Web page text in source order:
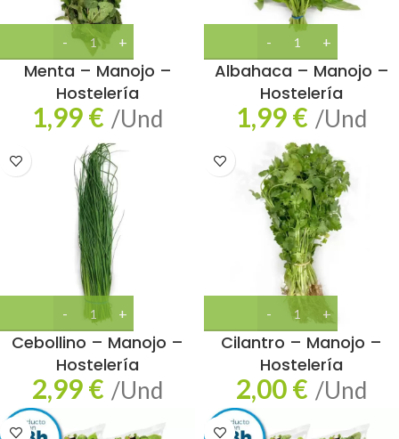
Menta – Manojo –
Hostelería
1,99€ /Und
Albahaca – Manojo –
Hostelería
1,99€ /Und
Cebollino – Manojo –
Hostelería
2,99€ /Und
Cilantro – Manojo –
Hostelería
2,00€ /Und